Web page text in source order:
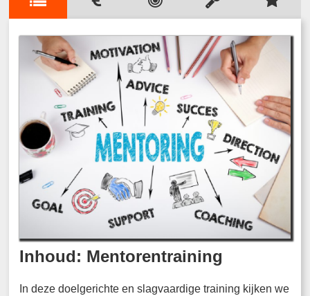
Inhoud: Mentorentraining
In deze doelgerichte en slagvaardige training kijken we